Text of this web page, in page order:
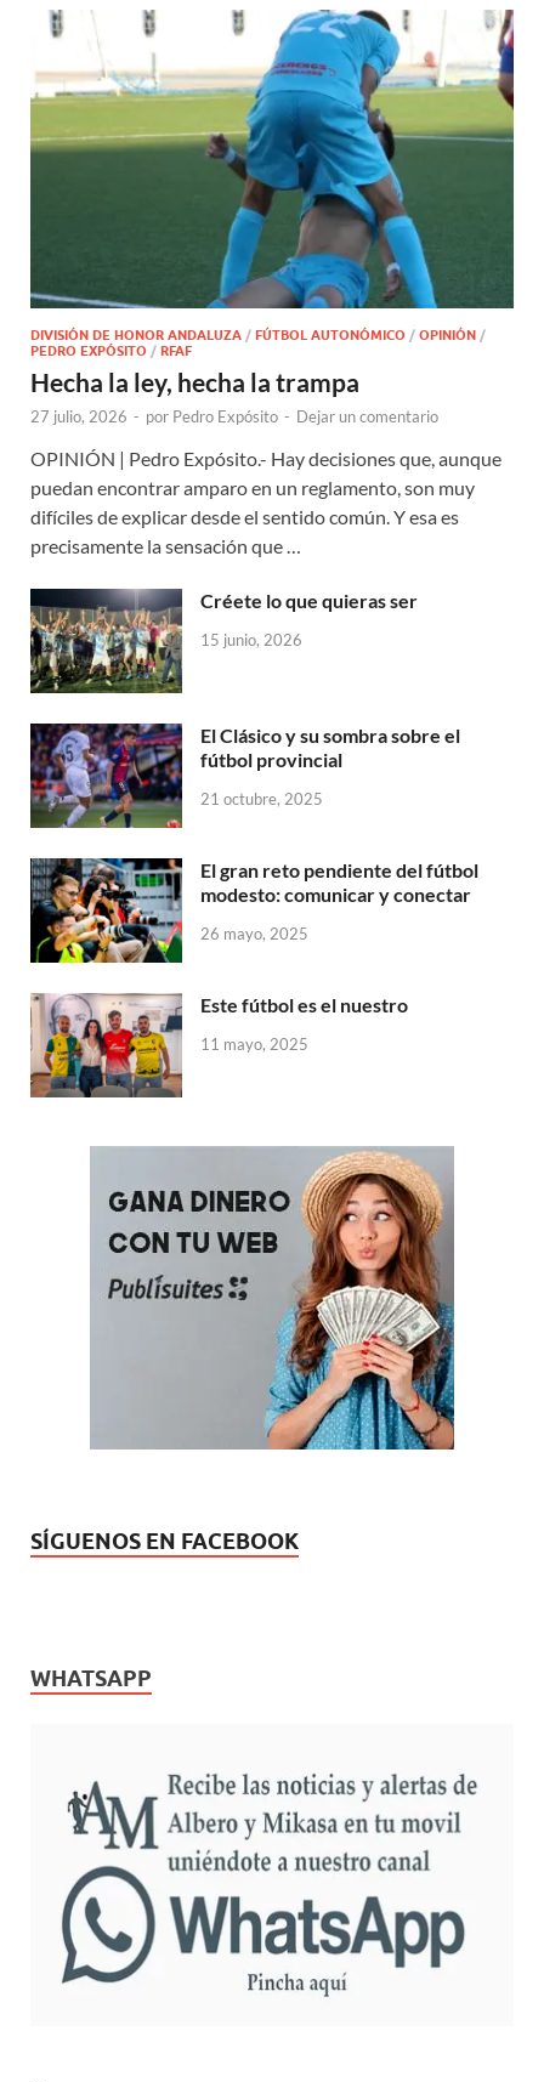
DIVISIÓN DE HONOR ANDALUZA / FÚTBOL AUTONÓMICO / OPINIÓN /
PEDRO EXPÓSITO / RFAF
Hecha la ley, hecha la trampa
27 julio, 2026 - por Pedro Expósito - Dejar un comentario
OPINIÓN | Pedro Expósito.- Hay decisiones que, aunque
puedan encontrar amparo en un reglamento, son muy
difíciles de explicar desde el sentido común. Y esa es
precisamente la sensación que …
Créete lo que quieras ser
15 junio, 2026
El Clásico y su sombra sobre el
fútbol provincial
21 octubre, 2025
El gran reto pendiente del fútbol
modesto: comunicar y conectar
26 mayo, 2025
Este fútbol es el nuestro
11 mayo, 2025
SÍGUENOS EN FACEBOOK
WHATSAPP